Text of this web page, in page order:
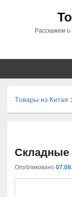
Расскажем о
Товары из Китая
Опубликовано